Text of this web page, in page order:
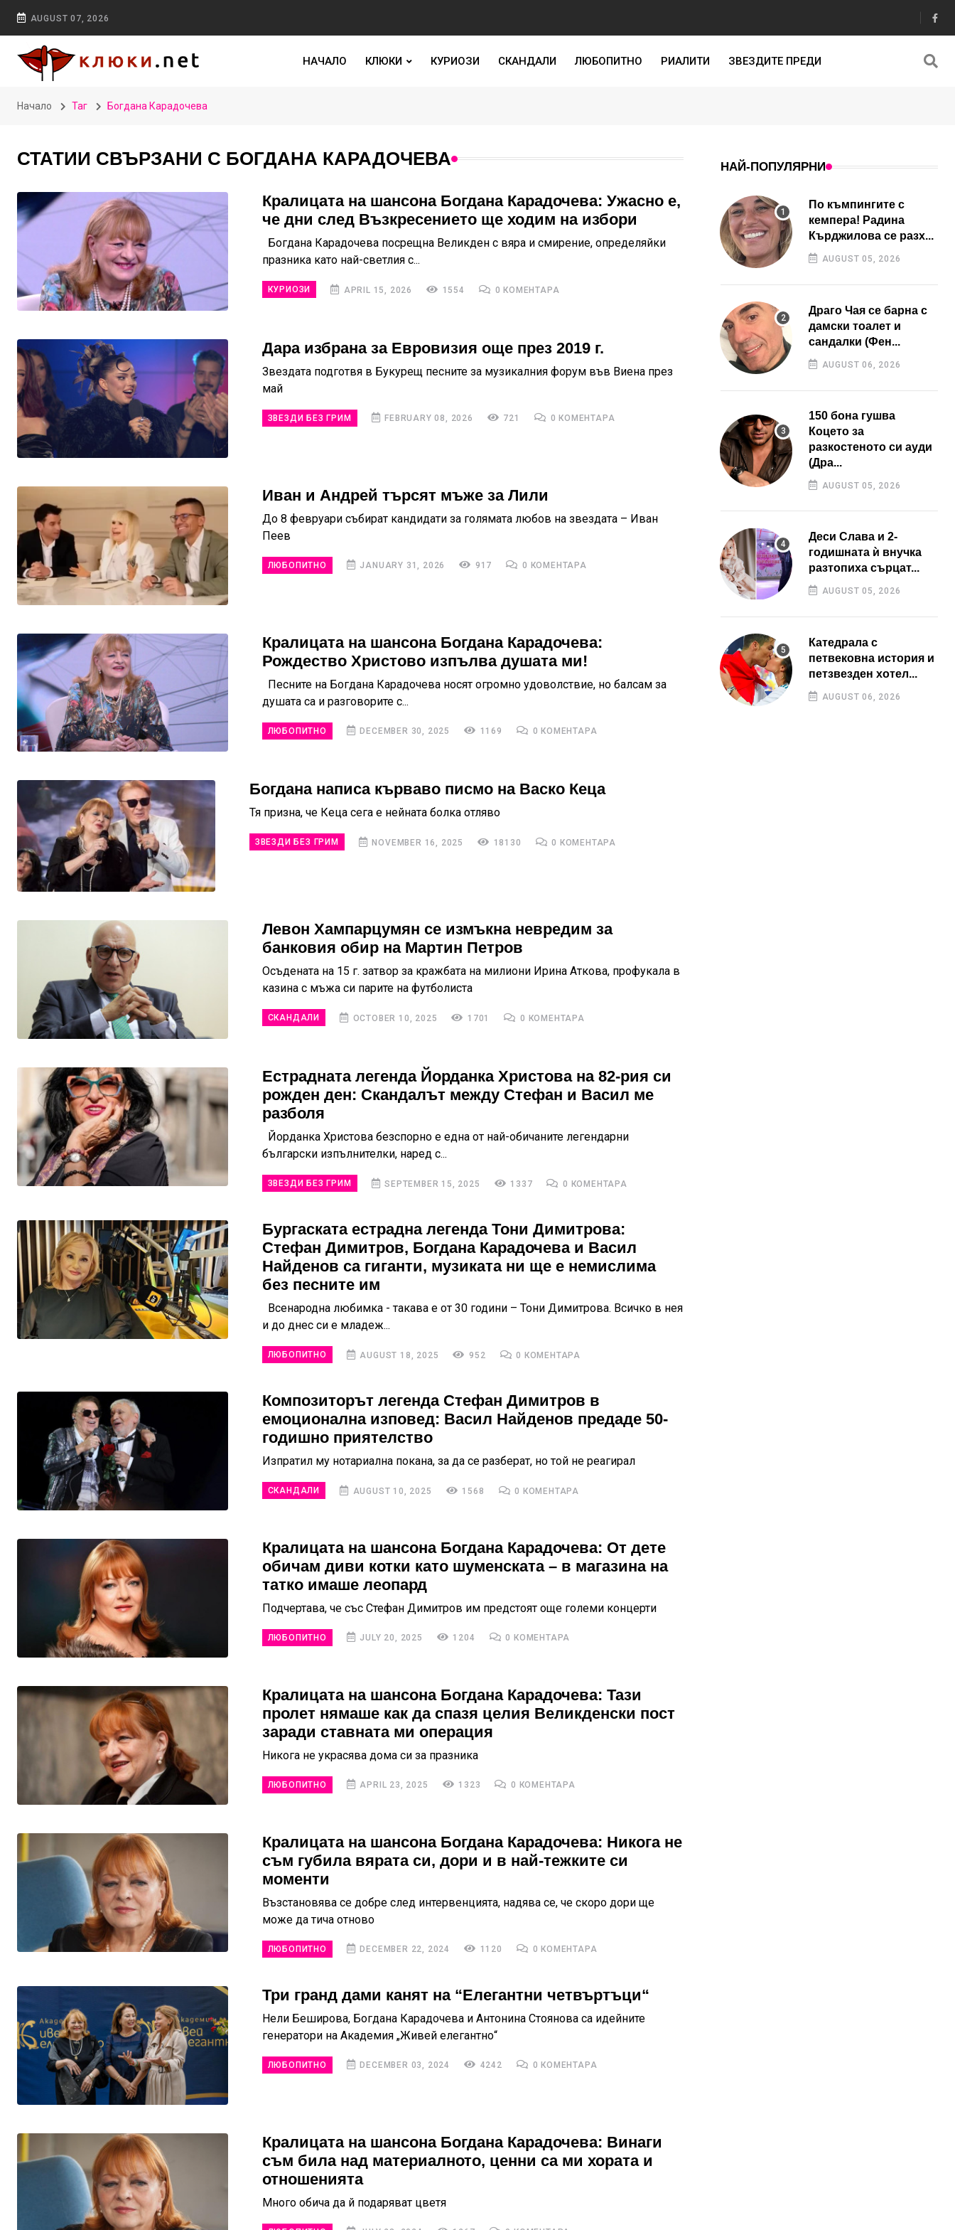
AUGUST 07, 2026
НАЧАЛО КЛЮКИ КУРИОЗИ СКАНДАЛИ ЛЮБОПИТНО РИАЛИТИ ЗВЕЗДИТЕ ПРЕДИ
Начало Таг Богдана Карадочева
СТАТИИ СВЪРЗАНИ С БОГДАНА КАРАДОЧЕВА
Кралицата на шансона Богдана Карадочева: Ужасно е,
че дни след Възкресението ще ходим на избори
Богдана Карадочева посрещна Великден с вяра и смирение, определяйки
празника като най-светлия с...
КУРИОЗИ APRIL 15, 2026 1554 0 КОМЕНТАРА
Дара избрана за Евровизия още през 2019 г.
Звездата подготвя в Букурещ песните за музикалния форум във Виена през
май
ЗВЕЗДИ БЕЗ ГРИМ FEBRUARY 08, 2026 721 0 КОМЕНТАРА
Иван и Андрей търсят мъже за Лили
До 8 февруари събират кандидати за голямата любов на звездата – Иван
Пеев
ЛЮБОПИТНО JANUARY 31, 2026 917 0 КОМЕНТАРА
Кралицата на шансона Богдана Карадочева:
Рождество Христово изпълва душата ми!
Песните на Богдана Карадочева носят огромно удоволствие, но балсам за
душата са и разговорите с...
ЛЮБОПИТНО DECEMBER 30, 2025 1169 0 КОМЕНТАРА
Богдана написа кърваво писмо на Васко Кеца
Тя призна, че Кеца сега е нейната болка отляво
ЗВЕЗДИ БЕЗ ГРИМ NOVEMBER 16, 2025 18130 0 КОМЕНТАРА
Левон Хампарцумян се измъкна невредим за
банковия обир на Мартин Петров
Осъдената на 15 г. затвор за кражбата на милиони Ирина Аткова, профукала в
казина с мъжа си парите на футболиста
СКАНДАЛИ OCTOBER 10, 2025 1701 0 КОМЕНТАРА
Естрадната легенда Йорданка Христова на 82-рия си
рожден ден: Скандалът между Стефан и Васил ме
разболя
Йорданка Христова безспорно е една от най-обичаните легендарни
български изпълнителки, наред с...
ЗВЕЗДИ БЕЗ ГРИМ SEPTEMBER 15, 2025 1337 0 КОМЕНТАРА
Бургаската естрадна легенда Тони Димитрова:
Стефан Димитров, Богдана Карадочева и Васил
Найденов са гиганти, музиката ни ще е немислима
без песните им
Всенародна любимка - такава е от 30 години – Тони Димитрова. Всичко в нея
и до днес си е младеж...
ЛЮБОПИТНО AUGUST 18, 2025 952 0 КОМЕНТАРА
Композиторът легенда Стефан Димитров в
емоционална изповед: Васил Найденов предаде 50-
годишно приятелство
Изпратил му нотариална покана, за да се разберат, но той не реагирал
СКАНДАЛИ AUGUST 10, 2025 1568 0 КОМЕНТАРА
Кралицата на шансона Богдана Карадочева: От дете
обичам диви котки като шуменската – в магазина на
татко имаше леопард
Подчертава, че със Стефан Димитров им предстоят още големи концерти
ЛЮБОПИТНО JULY 20, 2025 1204 0 КОМЕНТАРА
Кралицата на шансона Богдана Карадочева: Тази
пролет нямаше как да спазя целия Великденски пост
заради ставната ми операция
Никога не украсява дома си за празника
ЛЮБОПИТНО APRIL 23, 2025 1323 0 КОМЕНТАРА
Кралицата на шансона Богдана Карадочева: Никога не
съм губила вярата си, дори и в най-тежките си
моменти
Възстановява се добре след интервенцията, надява се, че скоро дори ще
може да тича отново
ЛЮБОПИТНО DECEMBER 22, 2024 1120 0 КОМЕНТАРА
Три гранд дами канят на “Елегантни четвъртъци“
Нели Беширова, Богдана Карадочева и Антонина Стоянова са идейните
генератори на Академия „Живей елегантно“
ЛЮБОПИТНО DECEMBER 03, 2024 4242 0 КОМЕНТАРА
Кралицата на шансона Богдана Карадочева: Винаги
съм била над материалното, ценни са ми хората и
отношенията
Много обича да й подаряват цветя
НАЙ-ПОПУЛЯРНИ
По къмпингите с
кемпера! Радина
Кърджилова се разх...
AUGUST 05, 2026
Драго Чая се барна с
дамски тоалет и
сандалки (Фен...
AUGUST 06, 2026
150 бона гушва
Коцето за
разкостеното си ауди
(Дра...
AUGUST 05, 2026
Деси Слава и 2-
годишната ѝ внучка
разтопиха сърцат...
AUGUST 05, 2026
Катедрала с
петвековна история и
петзвезден хотел...
AUGUST 06, 2026